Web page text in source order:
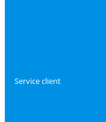
Service client